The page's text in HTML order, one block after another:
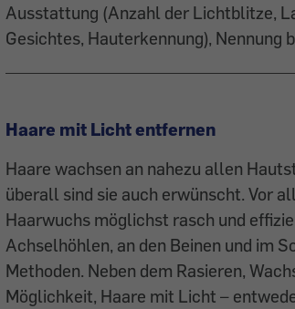
Ausstattung (Anzahl der Lichtblitze,
Gesichtes, Hauterkennung), Nennung
Haare mit Licht entfernen
Haare wachsen an nahezu allen
überall sind sie auch erwünscht. Vor
Haarwuchs möglichst rasch und
Achselhöhlen, an den Beinen und im
Methoden. Neben dem Rasieren,
Möglichkeit, Haare mit Licht –